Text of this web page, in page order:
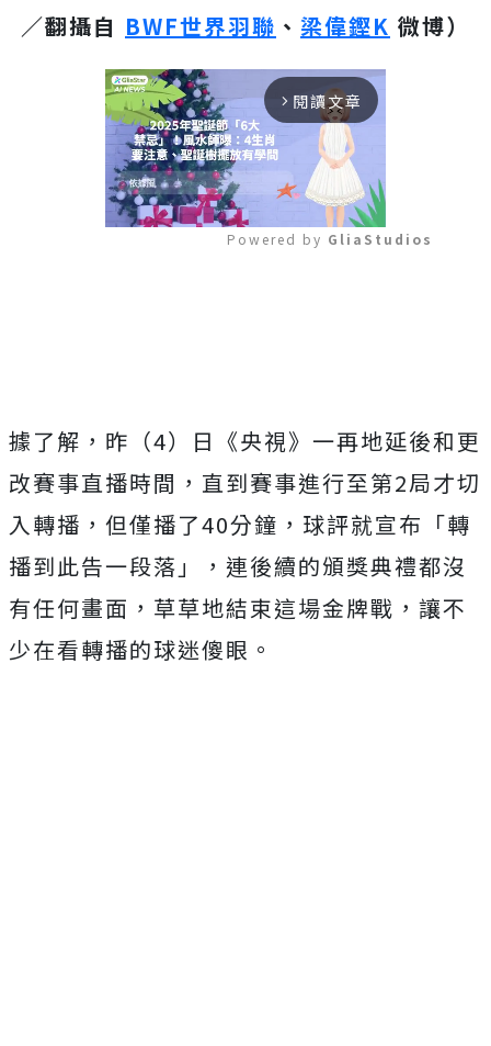
／翻攝自 BWF世界羽聯 、 梁偉鏗K 微博）
arrow_forward_ios 閱讀文章
Powered by GliaStudios
據了解，昨（4）日《央視》一再地延後和更
改賽事直播時間，直到賽事進行至第2局才切
入轉播，但僅播了40分鐘，球評就宣布「轉
播到此告一段落」，連後續的頒獎典禮都沒
有任何畫面，草草地結束這場金牌戰，讓不
少在看轉播的球迷傻眼。